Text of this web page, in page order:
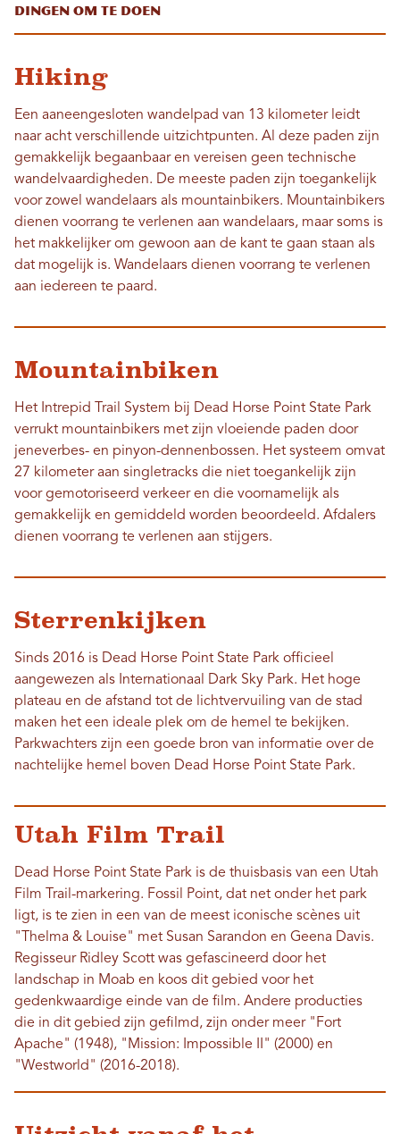
Dingen om te doen
Hiking
Een aaneengesloten wandelpad van 13 kilometer leidt
naar acht verschillende uitzichtpunten. Al deze paden zijn
gemakkelijk begaanbaar en vereisen geen technische
wandelvaardigheden. De meeste paden zijn toegankelijk
voor zowel wandelaars als mountainbikers. Mountainbikers
dienen voorrang te verlenen aan wandelaars, maar soms is
het makkelijker om gewoon aan de kant te gaan staan ​​als
dat mogelijk is. Wandelaars dienen voorrang te verlenen
aan iedereen te paard.
Mountainbiken
Het Intrepid Trail System bij Dead Horse Point State Park
verrukt mountainbikers met zijn vloeiende paden door
jeneverbes- en pinyon-dennenbossen. Het systeem omvat
27 kilometer aan singletracks die niet toegankelijk zijn
voor gemotoriseerd verkeer en die voornamelijk als
gemakkelijk en gemiddeld worden beoordeeld. Afdalers
dienen voorrang te verlenen aan stijgers.
Sterrenkijken
Sinds 2016 is Dead Horse Point State Park officieel
aangewezen als Internationaal Dark Sky Park. Het hoge
plateau en de afstand tot de lichtvervuiling van de stad
maken het een ideale plek om de hemel te bekijken.
Parkwachters zijn een goede bron van informatie over de
nachtelijke hemel boven Dead Horse Point State Park.
Utah Film Trail
Dead Horse Point State Park is de thuisbasis van een Utah
Film Trail-markering. Fossil Point, dat net onder het park
ligt, is te zien in een van de meest iconische scènes uit
"Thelma & Louise" met Susan Sarandon en Geena Davis.
Regisseur Ridley Scott was gefascineerd door het
landschap in Moab en koos dit gebied voor het
gedenkwaardige einde van de film. Andere producties
die in dit gebied zijn gefilmd, zijn onder meer "Fort
Apache" (1948), "Mission: Impossible II" (2000) en
"Westworld" (2016-2018).